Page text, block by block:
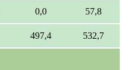
0,0 57,8
497,4 532,7